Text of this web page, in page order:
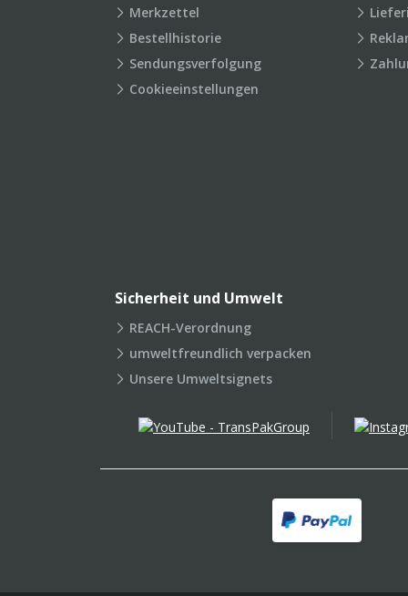
Merkzettel
Bestellhistorie
Sendungsverfolgung
Cookieeinstellungen
Sicherheit und Umwelt
REACH-Verordnung
umweltfreundlich verpacken
Unsere Umweltsignets